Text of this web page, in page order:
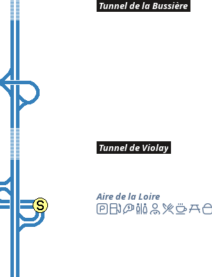
Tunnel de la Bussière
Tunnel de Violay
Aire de la Loire